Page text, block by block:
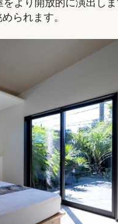
より開放的に演出しま
られます。